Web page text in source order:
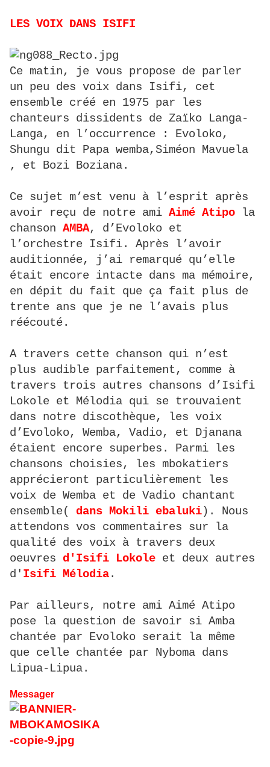
LES VOIX DANS ISIFI
Ce matin, je vous propose de parler
un peu des voix dans Isifi, cet
ensemble créé en 1975 par les
chanteurs dissidents de Zaïko Langa-
Langa, en l’occurrence : Evoloko,
Shungu dit Papa wemba,Siméon Mavuela
, et Bozi Boziana.
Ce sujet m’est venu à l’esprit après
avoir reçu de notre ami Aimé Atipo la
chanson AMBA, d’Evoloko et
l’orchestre Isifi. Après l’avoir
auditionnée, j’ai remarqué qu’elle
était encore intacte dans ma mémoire,
en dépit du fait que ça fait plus de
trente ans que je ne l’avais plus
réécouté.
A travers cette chanson qui n’est
plus audible parfaitement, comme à
travers trois autres chansons d’Isifi
Lokole et Mélodia qui se trouvaient
dans notre discothèque, les voix
d’Evoloko, Wemba, Vadio, et Djanana
étaient encore superbes. Parmi les
chansons choisies, les mbokatiers
apprécieront particulièrement les
voix de Wemba et de Vadio chantant
ensemble( dans Mokili ebaluki). Nous
attendons vos commentaires sur la
qualité des voix à travers deux
oeuvres d'Isifi Lokole et deux autres
d' Isifi Mélodia.
Par ailleurs, notre ami Aimé Atipo
pose la question de savoir si Amba
chantée par Evoloko serait la même
que celle chantée par Nyboma dans
Lipua-Lipua.
Messager